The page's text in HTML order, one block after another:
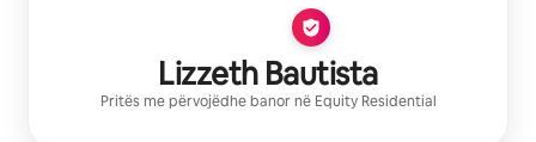
Lizzeth Bautista
Pritës me përvojëdhe banor në Equity Residential